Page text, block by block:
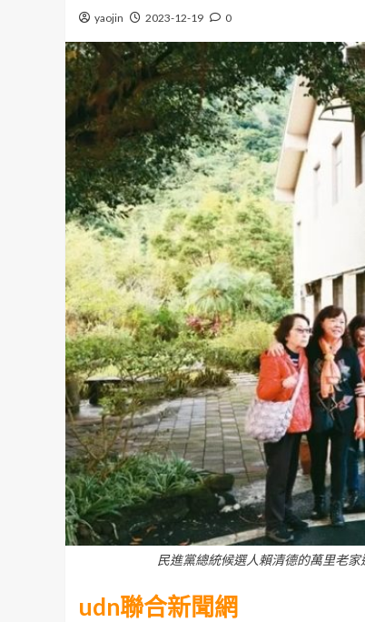
yaojin 2023-12-19 0
民進黨總統候選人賴清德的萬里老
udn聯合新聞網